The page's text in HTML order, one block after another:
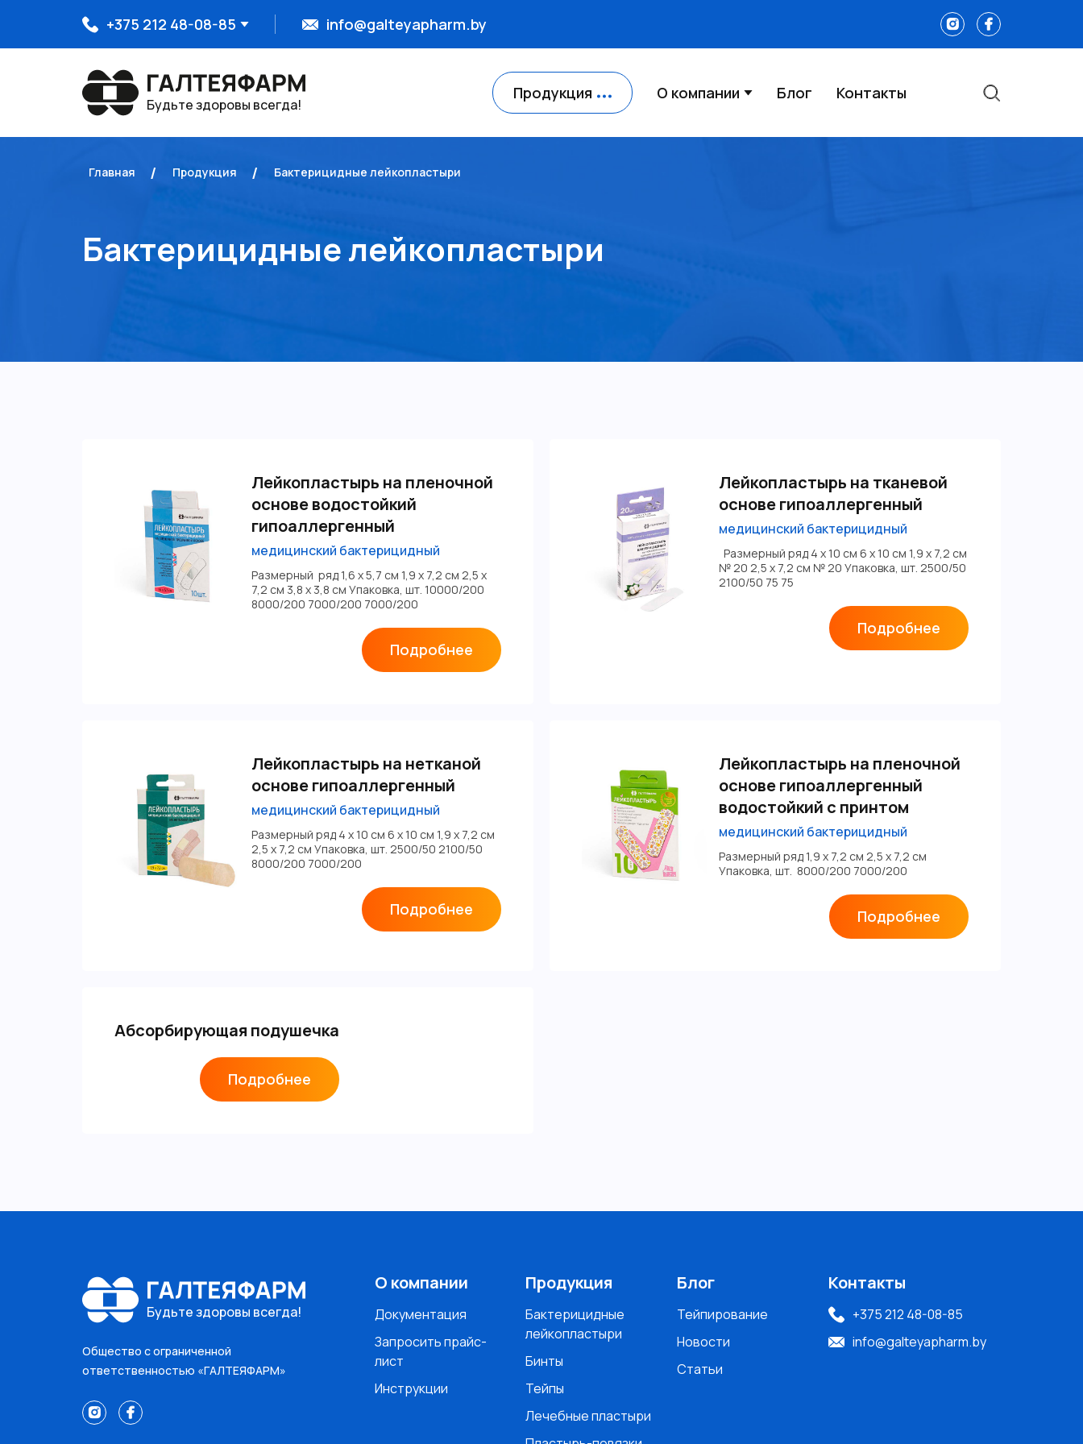
+375 212 48-08-85
Отдел продаж
ВЭД
info@galteyapharm.by
Будьте здоровы всегда!
Продукция О компании Блог Контакты
Главная Продукция Бактерицидные лейкопластыри
Бактерицидные лейкопластыри
Лейкопластырь на пленочной
основе водостойкий
гипоаллергенный
медицинский бактерицидный
Размерный ряд 1,6 х 5,7 см 1,9 х 7,2 см 2,5 х
7,2 см 3,8 х 3,8 см Упаковка, шт. 10000/200
8000/200 7000/200 7000/200
Подробнее
Лейкопластырь на тканевой
основе гипоаллергенный
медицинский бактерицидный
Размерный ряд 4 х 10 см 6 х 10 см 1,9 х 7,2 см
№ 20 2,5 х 7,2 см № 20 Упаковка, шт. 2500/50
2100/50 75 75
Подробнее
Лейкопластырь на нетканой
основе гипоаллергенный
медицинский бактерицидный
Размерный ряд 4 х 10 см 6 х 10 см 1,9 х 7,2 см
2,5 х 7,2 см Упаковка, шт. 2500/50 2100/50
8000/200 7000/200
Подробнее
Лейкопластырь на пленочной
основе гипоаллергенный
водостойкий с принтом
медицинский бактерицидный
Размерный ряд 1,9 х 7,2 см 2,5 х 7,2 см
Упаковка, шт. 8000/200 7000/200
Подробнее
Абсорбирующая подушечка
Подробнее
Будьте здоровы всегда!
Общество с ограниченной
ответственностью «ГАЛТЕЯФАРМ»
О компании
Документация
Запросить прайс-
лист
Инструкции
Продукция
Бактерицидные
лейкопластыри
Бинты
Тейпы
Лечебные пластыри
Блог
Тейпирование
Новости
Статьи
Контакты
+375 212 48-08-85
info@galteyapharm.by